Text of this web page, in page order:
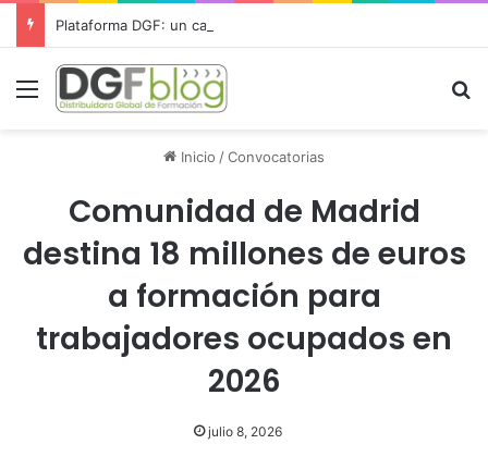
Menú
Inicio /Convocatorias
Comunidad de Madrid
destina 18 millones de euros
a formación para
trabajadores ocupados en
2026
julio 8, 2026